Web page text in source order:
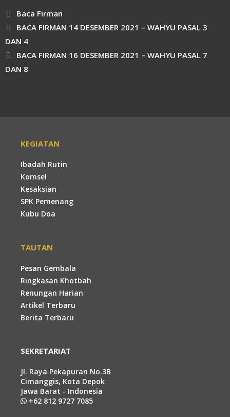
Kategori
Baca Firman
BACA FIRMAN 14 DESEMBER 2021 – WAHYU PASAL 3
DAN 4
BACA FIRMAN 16 DESEMBER 2021 – WAHYU PASAL 7
DAN 8
KEGIATAN
Ibadah Rutin
Komsel
Kesaksian
SPK Pemenang
Kubu Doa
TAUTAN
Pesan Gembala
Ringkasan Khotbah
Renungan Harian
Artikel Terbaru
Berita Terbaru
SEKRETARIAT
Jl. Raya Pekapuran No.3B
Cimanggis, Kota Depok
Jawa Barat - Indonesia
+62 812 9727 7085